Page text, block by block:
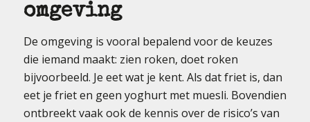
omgeving
De omgeving is vooral bepalend voor de keuzes
die iemand maakt: zien roken, doet roken
bijvoorbeeld. Je eet wat je kent. Als dat friet is, dan
eet je friet en geen yoghurt met muesli. Bovendien
ontbreekt vaak ook de kennis over de risico’s van